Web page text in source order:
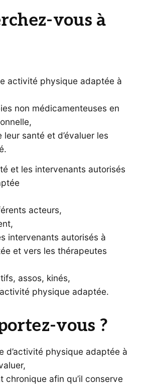
vous à
activité physique adaptée à
non médicamenteuses en
leur santé et d’évaluer les
et les intervenants autorisés
acteurs,
intervenants autorisés à
et vers les thérapeutes
assos, kinés,
physique adaptée.
vous ?
d’activité physique adaptée à
afin qu’il conserve